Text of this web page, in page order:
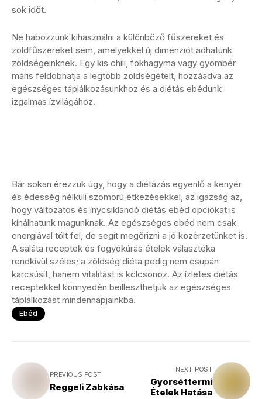
sok időt.
Ne habozzunk kihasználni a különböző fűszereket és
zöldfűszereket sem, amelyekkel új dimenziót adhatunk
zöldségeinknek. Egy kis chili, fokhagyma vagy gyömbér
máris feldobhatja a legtöbb zöldségételt, hozzáadva az
egészséges táplálkozásunkhoz és a diétás ebédünk
izgalmas ízvilágához.
Bár sokan érezzük úgy, hogy a diétázás egyenlő a kenyér
és édesség nélküli szomorú étkezésekkel, az igazság az,
hogy változatos és ínycsiklandó diétás ebéd opciókat is
kínálhatunk magunknak. Az egészséges ebéd nem csak
energiával tölt fel, de segít megőrizni a jó közérzetünket is.
A saláta receptek és fogyókúrás ételek választéka
rendkívül széles; a zöldség diéta pedig nem csupán
karcsúsít, hanem vitalitást is kölcsönöz. Az ízletes diétás
receptekkel könnyedén beilleszthetjük az egészséges
táplálkozást mindennapjainkba.
Ebéd
PREVIOUS POST
Reggeli Zabkása
NEXT POST
Gyorséttermi
Ételek Hatása